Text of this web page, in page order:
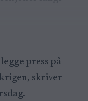
press på
skriver